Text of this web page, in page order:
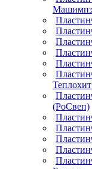
(РоСвеп)